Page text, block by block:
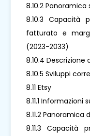
8.10.2
8.10.3 Capacità
fatturato e
(2023-2033)
8.10.4
8.10.5 Sviluppi
8.11 Etsy
8.11.1 Informazioni
8.11.2 Panoramica
8.11.3 Capacità